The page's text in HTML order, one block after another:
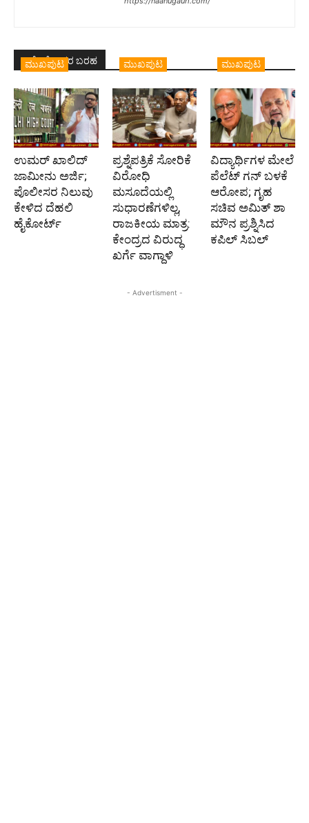
ಇದೇ ಲೇಖಕರ ಬರಹ
ಮುಖಪುಟ
ಉಮರ್ ಖಾಲಿದ್
ಜಾಮೀನು ಅರ್ಜಿ;
ಪೊಲೀಸರ ನಿಲುವು
ಕೇಳಿದ ದೆಹಲಿ
ಹೈಕೋರ್ಟ್
ಮುಖಪುಟ
ಪ್ರಶ್ನೆಪತ್ರಿಕೆ ಸೋರಿಕೆ
ವಿರೋಧಿ
ಮಸೂದೆಯಲ್ಲಿ
ಸುಧಾರಣೆಗಳಿಲ್ಲ,
ರಾಜಕೀಯ ಮಾತ್ರ:
ಕೇಂದ್ರದ ವಿರುದ್ಧ
ಖರ್ಗೆ ವಾಗ್ದಾಳಿ
ಮುಖಪುಟ
ವಿದ್ಯಾರ್ಥಿಗಳ ಮೇಲೆ
ಪೆಲೆಟ್ ಗನ್ ಬಳಕೆ
ಆರೋಪ; ಗೃಹ
ಸಚಿವ ಅಮಿತ್‌ ಶಾ
ಮೌನ ಪ್ರಶ್ನಿಸಿದ
ಕಪಿಲ್ ಸಿಬಲ್
- Advertisment -